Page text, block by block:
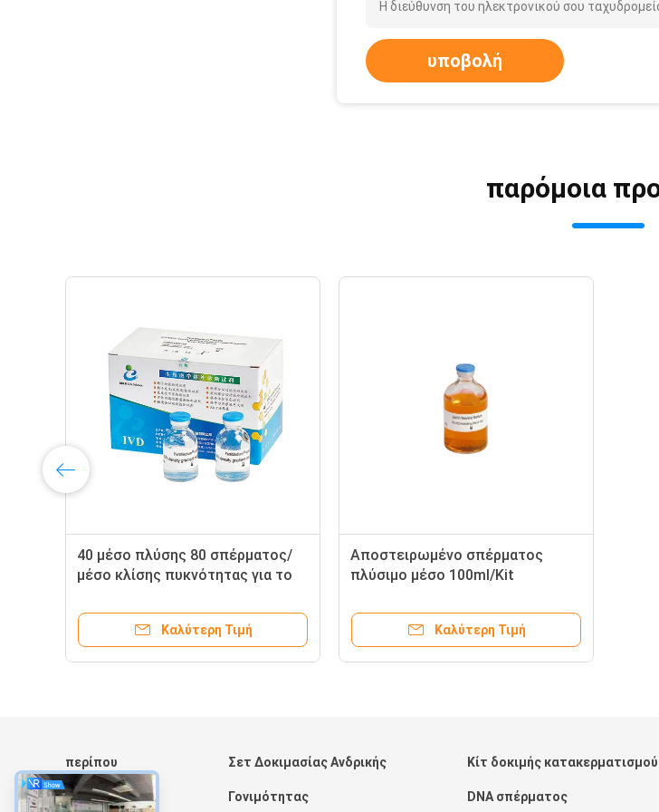
υποβολή
παρόμοια
40 μέσο πλύσης 80 σπέρματος/
μέσο κλίσης πυκνότητας για το
Καλύτερη Τιμή
Αποστειρωμένο σπέρματος
πλύσιμο μέσο 100ml/Kit
Καλύτερη Τιμή
περίπου
Σπίτι
Σετ Δοκιμασίας Ανδρικής
Γονιμότητας
Κίτ δοκιμής κατακερματισμού
DNA σπέρματος